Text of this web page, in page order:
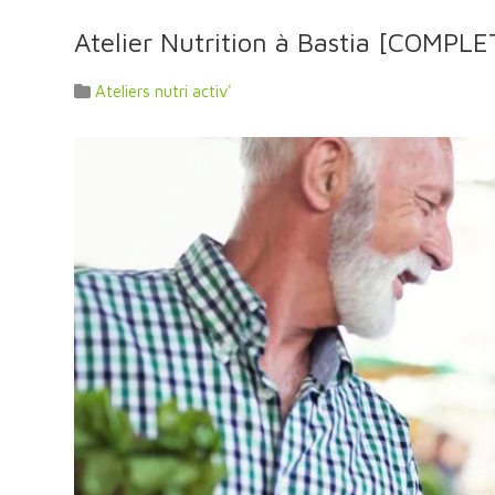
Atelier Nutrition à Bastia
Ateliers nutri activ'